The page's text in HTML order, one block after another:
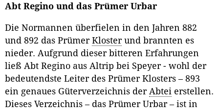
Abt Regino und das Prümer Urbar
Die Normannen überfielen in den Jahren 882
und 892 das Prümer Klosterund brannten es
nieder. Aufgrund dieser bitteren Erfahrungen
ließ Abt Regino aus Altrip bei Speyer - wohl der
bedeutendste Leiter des Prümer Klosters – 893
ein genaues Güterverzeichnis der Abtei erstellen.
Dieses Verzeichnis – das Prümer Urbar – ist in